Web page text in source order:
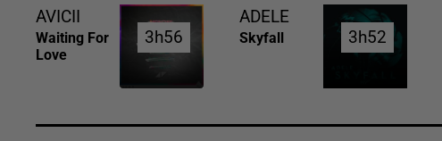
AVICII
Waiting For
Love
3h56
3h56
ADELE
Skyfall 3h52
3h52